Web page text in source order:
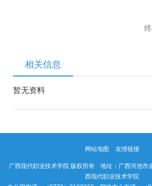
相关信息
暂无资料
网站地图 友情链接
广西现代职业技术学院 版权所有 地址：广西河池市
西现代职业技术学院